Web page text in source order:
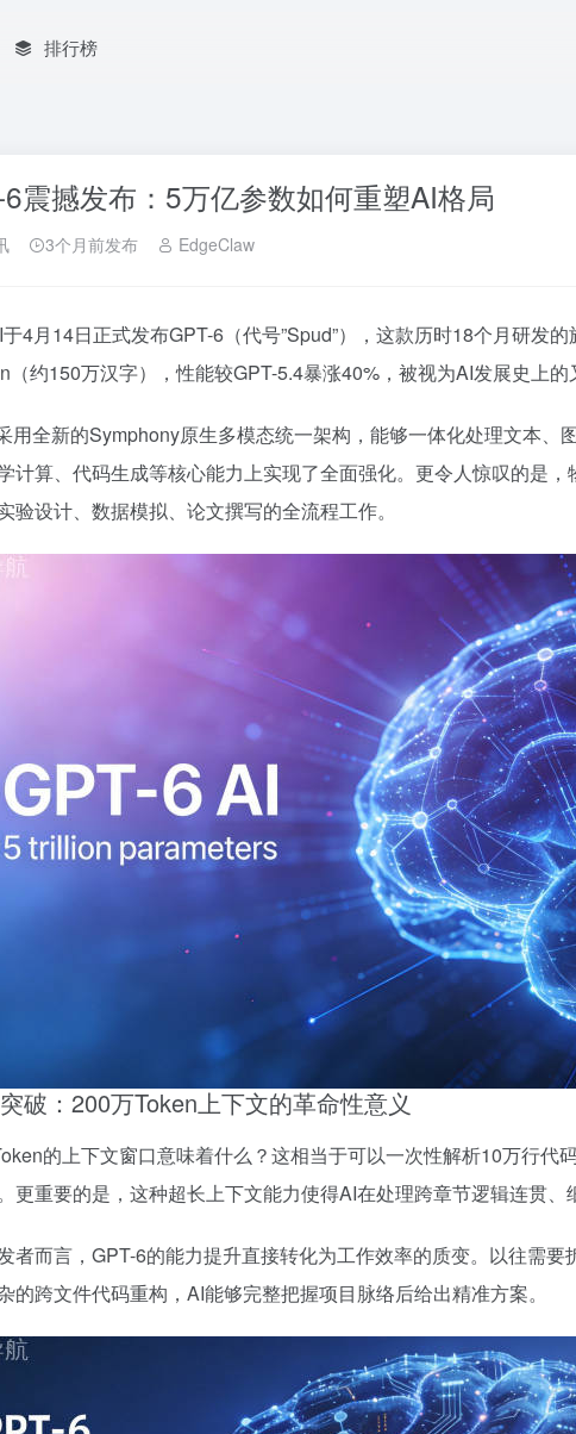
排行榜
震撼发布：5万亿参数如何重塑AI格局
3个月前发布 EdgeClaw
4月14日正式发布GPT-6（代号”Spud”），这款历时18个月研发
（约150万汉字），性能较GPT-5.4暴涨40%，被视为AI发展史上的
用全新的Symphony原生多模态统一架构，能够一体化处理文本、
计算、代码生成等核心能力上实现了全面强化。更令人惊叹的是
验设计、数据模拟、论文撰写的全流程工作。
破：200万Token上下文的革命性意义
的上下文窗口意味着什么？这相当于可以一次性解析10万行代
更重要的是，这种超长上下文能力使得AI在处理跨章节逻辑连贯、
者而言，GPT-6的能力提升直接转化为工作效率的质变。以往需
的跨文件代码重构，AI能够完整把握项目脉络后给出精准方案。